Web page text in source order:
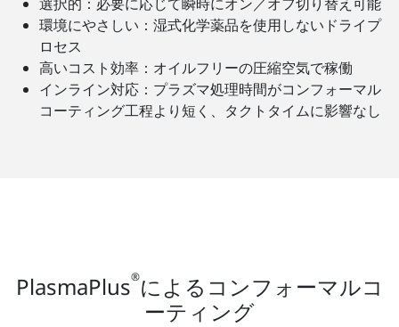
環境にやさしい：湿式化学薬品を使用しないドライプ
ロセス
高いコスト効率：オイルフリーの圧縮空気で稼働
インライン対応：プラズマ処理時間がコンフォーマル
コーティング工程より短く、タクトタイムに影響なし
PlasmaPlus®によるコンフォーマルコ
ーティング